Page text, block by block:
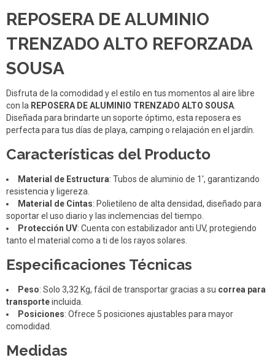
REPOSERA DE ALUMINIO
TRENZADO ALTO REFORZADA
SOUSA
Disfruta de la comodidad y el estilo en tus momentos al aire libre
con la REPOSERA DE ALUMINIO TRENZADO ALTO SOUSA
Diseñada para brindarte un soporte óptimo, esta reposera es
perfecta para tus días de playa, camping o relajación en el jardín.
Características del Producto
Material de Estructura: Tubos de aluminio de 1', garantizando
resistencia y ligereza.
Material de Cintas: Polietileno de alta densidad, diseñado para
soportar el uso diario y las inclemencias del tiempo.
Protección UV: Cuenta con estabilizador anti UV, protegiendo
tanto el material como a ti de los rayos solares.
Especificaciones Técnicas
Peso: Solo 3,32 Kg, fácil de transportar gracias a su correa para
transporteincluida.
Posiciones: Ofrece 5 posiciones ajustables para mayor
comodidad.
Medidas